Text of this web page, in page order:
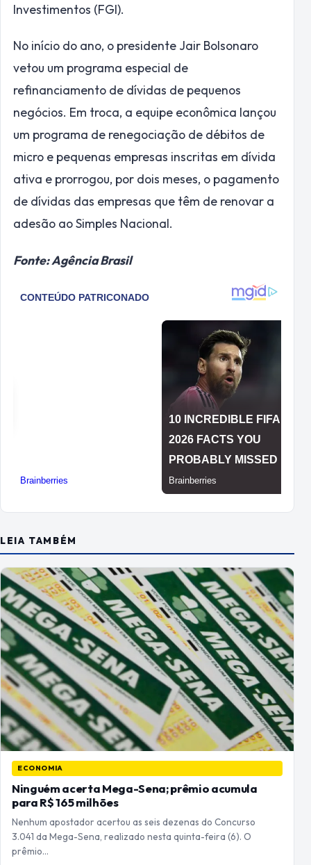
Investimentos (FGI).
No início do ano, o presidente Jair Bolsonaro
vetou um programa especial de
refinanciamento de dívidas de pequenos
negócios. Em troca, a equipe econômica lançou
um programa de renegociação de débitos de
micro e pequenas empresas inscritas em dívida
ativa e prorrogou, por dois meses, o pagamento
de dívidas das empresas que têm de renovar a
adesão ao Simples Nacional.
Fonte: Agência Brasil
LEIA TAMBÉM
ECONOMIA
Ninguém acerta Mega-Sena; prêmio acumula
para R$ 165 milhões
Nenhum apostador acertou as seis dezenas do Concurso
3.041 da Mega-Sena, realizado nesta quinta-feira (6). O
prêmio…